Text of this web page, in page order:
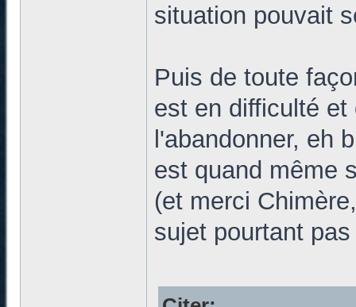
situation pouvait
Puis de toute
est en difficulté
l'abandonner, eh
est quand même
(et merci
sujet pourtant